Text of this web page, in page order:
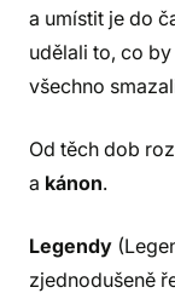
a umístit je do
udělali to, co
všechno
Od těch dob
a kánon.
Legendy
zjednodušeně